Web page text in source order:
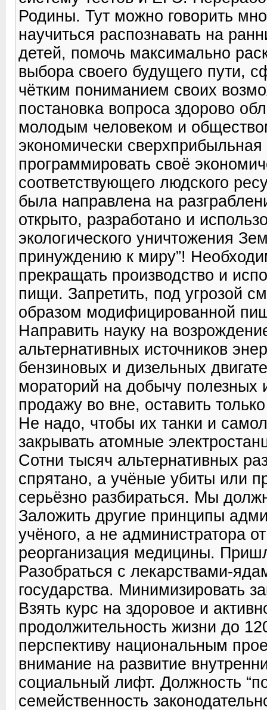
Родины. Тут можно говорить
научиться распознавать на
детей, помочь максимально
выбора своего будущего пути,
чётким пониманием своих
постановка вопроса здорово
молодым человеком и
экономически
программировать своё
соответствующего людского
была направлена на
открыто, разработано и
экологического уничтожения
принуждению к миру”!
прекращать производство и
пищи. Запретить, под угрозой
образом модифицированной
Направить науку на
альтернативных источников
бензиновых и дизельных
мораторий на добычу полезных
продажу во вне, оставить
Не надо, чтобы их танки и
закрывать атомные
Сотни тысяч альтернативных
спрятано, а учёные убиты или
серьёзно разбираться. Мы
Заложить другие принципы
учёного, а не администратора
реорганизация медицины.
Разобраться с лекарствами-
государства. Минимизировать
Взять курс на здоровое и
продолжительность жизни до
перспективу национальным
внимание на развитие
социальный лифт. Должность
семейственность